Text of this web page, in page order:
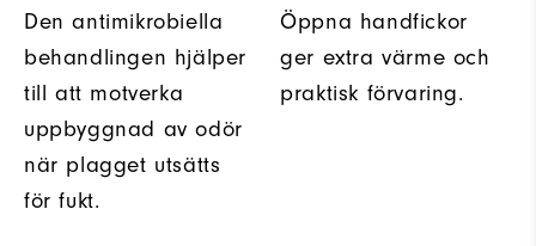
Den antimikrobiella
behandlingen hjälper
till att motverka
uppbyggnad av odör
när plagget utsätts
för fukt.
Öppna handfickor
ger extra värme och
praktisk förvaring.